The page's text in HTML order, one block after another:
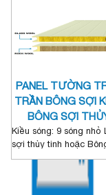
là một loại vật liệu
được sử dụng phổ
công trình công
panel này bao gồm 3
tôn bên ngoài và lõi
bông sợi thủy tinh
Dưới đây là các ưu
nhược điểm của loại
PANEL TƯỜNG
TRẦN BÔNG SỢI
BÔNG SỢI
Kiều sóng: 9 sóng nhỏ
sợi thủy tinh hoặc
khoáng có ngàm